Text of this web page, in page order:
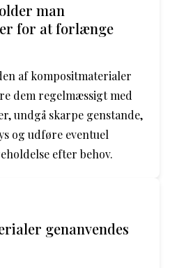
man
for at forlænge
af kompositmaterialer
dem regelmæssigt med
undgå skarpe genstande,
og udføre eventuel
efter behov.
genanvendes